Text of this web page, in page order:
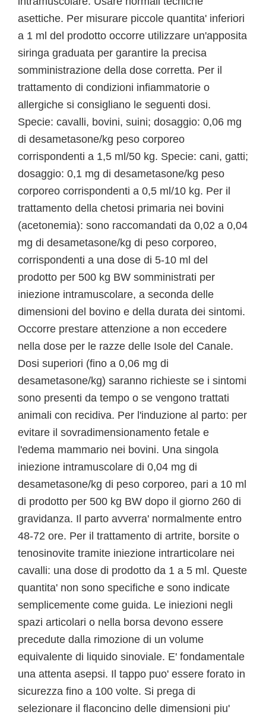
asettiche. Per misurare piccole quantita' inferiori
a 1 ml del prodotto occorre utilizzare un'apposita
siringa graduata per garantire la precisa
somministrazione della dose corretta. Per il
trattamento di condizioni infiammatorie o
allergiche si consigliano le seguenti dosi.
Specie: cavalli, bovini, suini; dosaggio: 0,06 mg
di desametasone/kg peso corporeo
corrispondenti a 1,5 ml/50 kg. Specie: cani, gatti;
dosaggio: 0,1 mg di desametasone/kg peso
corporeo corrispondenti a 0,5 ml/10 kg. Per il
trattamento della chetosi primaria nei bovini
(acetonemia): sono raccomandati da 0,02 a 0,04
mg di desametasone/kg di peso corporeo,
corrispondenti a una dose di 5-10 ml del
prodotto per 500 kg BW somministrati per
iniezione intramuscolare, a seconda delle
dimensioni del bovino e della durata dei sintomi.
Occorre prestare attenzione a non eccedere
nella dose per le razze delle Isole del Canale.
Dosi superiori (fino a 0,06 mg di
desametasone/kg) saranno richieste se i sintomi
sono presenti da tempo o se vengono trattati
animali con recidiva. Per l'induzione al parto: per
evitare il sovradimensionamento fetale e
l'edema mammario nei bovini. Una singola
iniezione intramuscolare di 0,04 mg di
desametasone/kg di peso corporeo, pari a 10 ml
di prodotto per 500 kg BW dopo il giorno 260 di
gravidanza. Il parto avverra' normalmente entro
48-72 ore. Per il trattamento di artrite, borsite o
tenosinovite tramite iniezione intrarticolare nei
cavalli: una dose di prodotto da 1 a 5 ml. Queste
quantita' non sono specifiche e sono indicate
semplicemente come guida. Le iniezioni negli
spazi articolari o nella borsa devono essere
precedute dalla rimozione di un volume
equivalente di liquido sinoviale. E' fondamentale
una attenta asepsi. Il tappo puo' essere forato in
sicurezza fino a 100 volte. Si prega di
selezionare il flaconcino delle dimensioni piu'